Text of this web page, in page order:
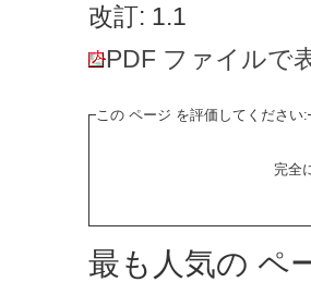
改訂: 1.1
PDF ファイルで
この ページ を評価してください:
完全
最も人気の ペ